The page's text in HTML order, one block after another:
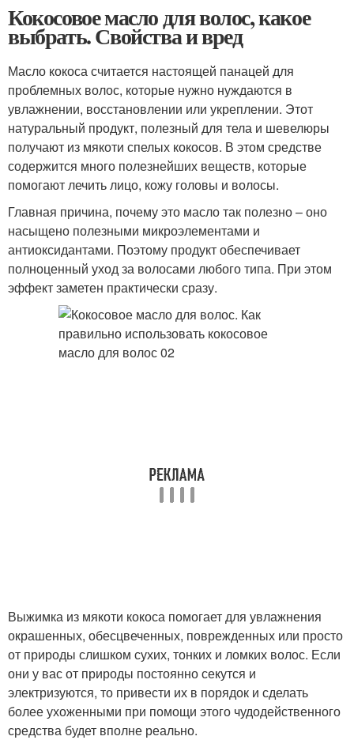
Кокосовое масло для волос, какое
выбрать. Свойства и вред
Масло кокоса считается настоящей панацей для
проблемных волос, которые нужно нуждаются в
увлажнении, восстановлении или укреплении. Этот
натуральный продукт, полезный для тела и шевелюры
получают из мякоти спелых кокосов. В этом средстве
содержится много полезнейших веществ, которые
помогают лечить лицо, кожу головы и волосы.
Главная причина, почему это масло так полезно – оно
насыщено полезными микроэлементами и
антиоксидантами. Поэтому продукт обеспечивает
полноценный уход за волосами любого типа. При этом
эффект заметен практически сразу.
Выжимка из мякоти кокоса помогает для увлажнения
окрашенных, обесцвеченных, поврежденных или просто
от природы слишком сухих, тонких и ломких волос. Если
они у вас от природы постоянно секутся и
электризуются, то привести их в порядок и сделать
более ухоженными при помощи этого чудодейственного
средства будет вполне реально.